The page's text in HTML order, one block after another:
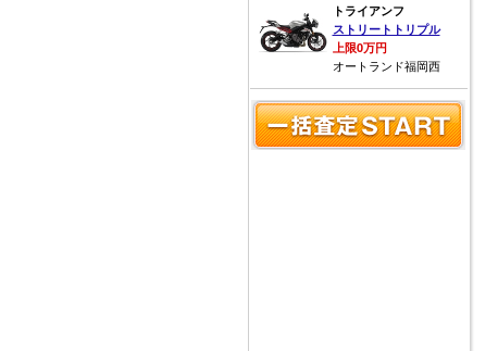
トライアンフ
ストリートトリプル
上限0万円
オートランド福岡西